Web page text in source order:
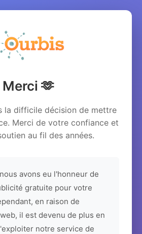
Merci 🫶
la difficile décision de mettre
Merci de votre confiance et
au fil des années.
avons eu l'honneur de
gratuite pour votre
en raison de
il est devenu de plus en
notre service de